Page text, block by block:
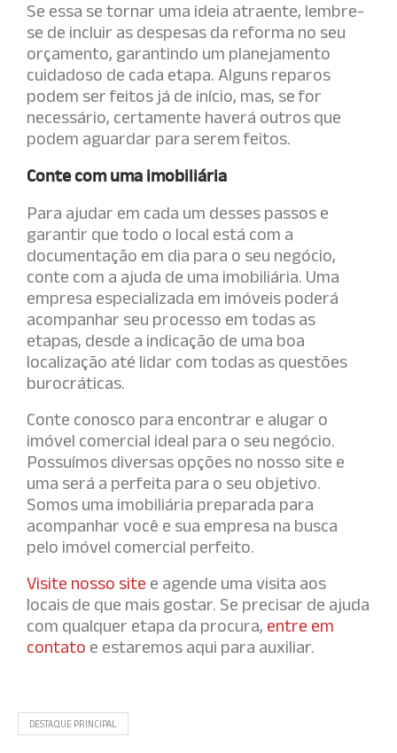
Se essa se tornar uma ideia atraente, lembre-
se de incluir as despesas da reforma no seu
orçamento, garantindo um planejamento
cuidadoso de cada etapa. Alguns reparos
podem ser feitos já de início, mas, se for
necessário, certamente haverá outros que
podem aguardar para serem feitos.
Conte com uma imobiliária
Para ajudar em cada um desses passos e
garantir que todo o local está com a
documentação em dia para o seu negócio,
conte com a ajuda de uma imobiliária. Uma
empresa especializada em imóveis poderá
acompanhar seu processo em todas as
etapas, desde a indicação de uma boa
localização até lidar com todas as questões
burocráticas.
Conte conosco para encontrar e alugar o
imóvel comercial ideal para o seu negócio.
Possuímos diversas opções no nosso site e
uma será a perfeita para o seu objetivo.
Somos uma imobiliária preparada para
acompanhar você e sua empresa na busca
pelo imóvel comercial perfeito.
Visite nosso site e agende uma visita aos
locais de que mais gostar. Se precisar de ajuda
com qualquer etapa da procura, entre em
contato e estaremos aqui para auxiliar.
DESTAQUE PRINCIPAL